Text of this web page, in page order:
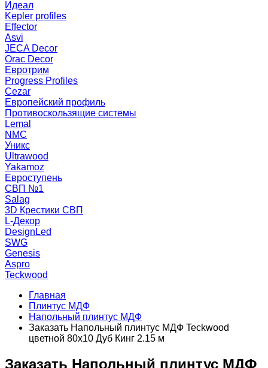
Идеал
Kepler profiles
Effector
Asvi
JECA Decor
Orac Decor
Евротрим
Progress Profiles
Cezar
Европейский профиль
Противоскользящие системы
Lemal
NMC
Уникс
Ultrawood
Yakamoz
Евроступень
СВП №1
Salag
3D Крестики СВП
L-Декор
DesignLed
SWG
Genesis
Aspro
Teckwood
Главная
Плинтус МДФ
Напольный плинтус МДФ
Заказать Напольный плинтус МДФ Teckwood
цветной 80х10 Дуб Кинг 2.15 м
Заказать Напольный плинтус МДФ